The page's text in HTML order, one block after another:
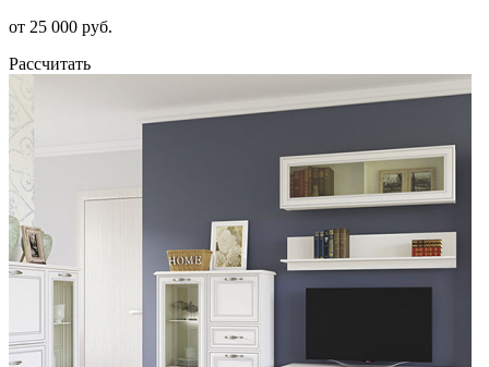
от 25 000 руб.
Рассчитать